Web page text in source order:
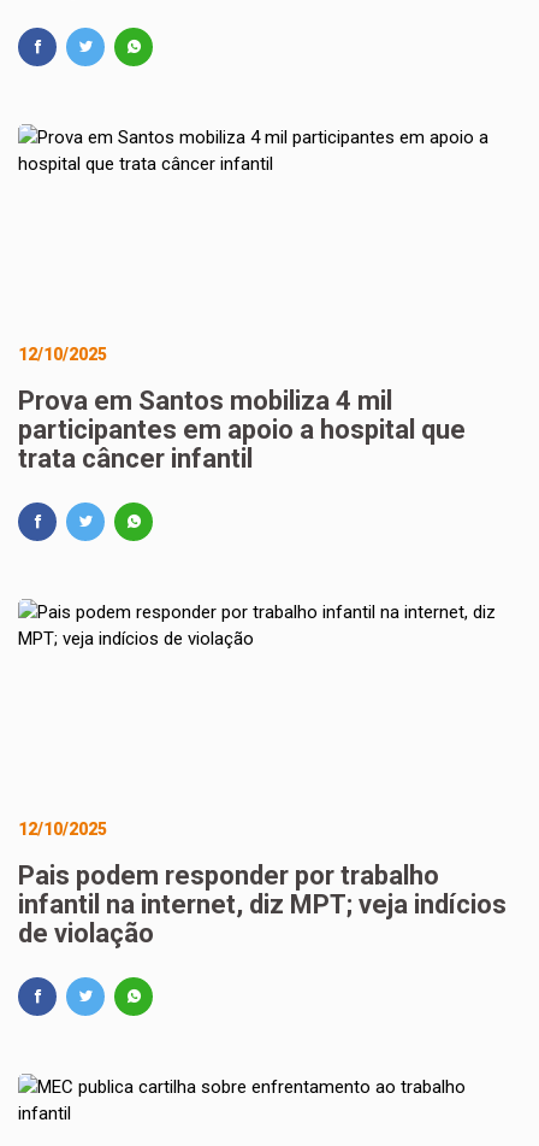
12/10/2025
Prova em Santos mobiliza 4 mil
participantes em apoio a hospital que
trata câncer infantil
12/10/2025
Pais podem responder por trabalho
infantil na internet, diz MPT; veja indícios
de violação